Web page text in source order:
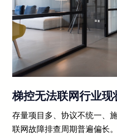
梯控无法联网行业现
存量项目多、协议不统一、
联网故障排查周期普遍偏长